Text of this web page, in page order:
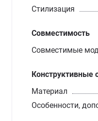
Стилизация
Совместимость
Совместимые
Конструктивные
Материал
Особенности,